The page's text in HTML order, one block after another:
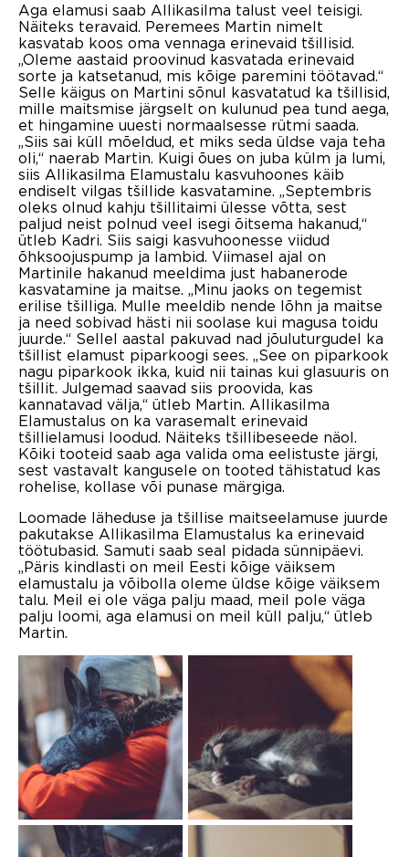
Aga elamusi saab Allikasilma talust veel teisigi.
Näiteks teravaid. Peremees Martin nimelt
kasvatab koos oma vennaga erinevaid tšillisid.
„Oleme aastaid proovinud kasvatada erinevaid
sorte ja katsetanud, mis kõige paremini töötavad.“
Selle käigus on Martini sõnul kasvatatud ka tšillisid,
mille maitsmise järgselt on kulunud pea tund aega,
et hingamine uuesti normaalsesse rütmi saada.
„Siis sai küll mõeldud, et miks seda üldse vaja teha
oli,“ naerab Martin. Kuigi õues on juba külm ja lumi,
siis Allikasilma Elamustalu kasvuhoones käib
endiselt vilgas tšillide kasvatamine. „Septembris
oleks olnud kahju tšillitaimi ülesse võtta, sest
paljud neist polnud veel isegi õitsema hakanud,“
ütleb Kadri. Siis saigi kasvuhoonesse viidud
õhksoojuspump ja lambid. Viimasel ajal on
Martinile hakanud meeldima just habanerode
kasvatamine ja maitse. „Minu jaoks on tegemist
erilise tšilliga. Mulle meeldib nende lõhn ja maitse
ja need sobivad hästi nii soolase kui magusa toidu
juurde.“ Sellel aastal pakuvad nad jõuluturgudel ka
tšillist elamust piparkoogi sees. „See on piparkook
nagu piparkook ikka, kuid nii tainas kui glasuuris on
tšillit. Julgemad saavad siis proovida, kas
kannatavad välja,“ ütleb Martin. Allikasilma
Elamustalus on ka varasemalt erinevaid
tšillielamusi loodud. Näiteks tšillibeseede näol.
Kõiki tooteid saab aga valida oma eelistuste järgi,
sest vastavalt kangusele on tooted tähistatud kas
rohelise, kollase või punase märgiga.
Loomade läheduse ja tšillise maitseelamuse juurde
pakutakse Allikasilma Elamustalus ka erinevaid
töötubasid. Samuti saab seal pidada sünnipäevi.
„Päris kindlasti on meil Eesti kõige väiksem
elamustalu ja võibolla oleme üldse kõige väiksem
talu. Meil ei ole väga palju maad, meil pole väga
palju loomi, aga elamusi on meil küll palju,“ ütleb
Martin.